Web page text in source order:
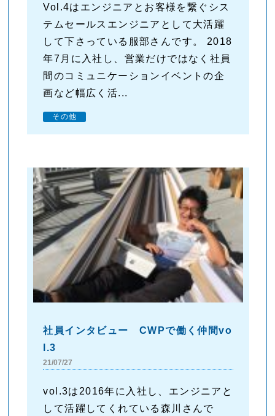
Vol.4はエンジニアとお客様を繋ぐシス
テムセールスエンジニアとして大活躍
して下さっている服部さんです。 2018
年7月に入社し、営業だけではなく社員
間のコミュニケーションイベントの企
画など幅広く活...
その他
社員インタビュー CWPで働く仲間vo
l.3
21/07/27
vol.3は2016年に入社し、エンジニアと
して活躍してくれている森川さんで